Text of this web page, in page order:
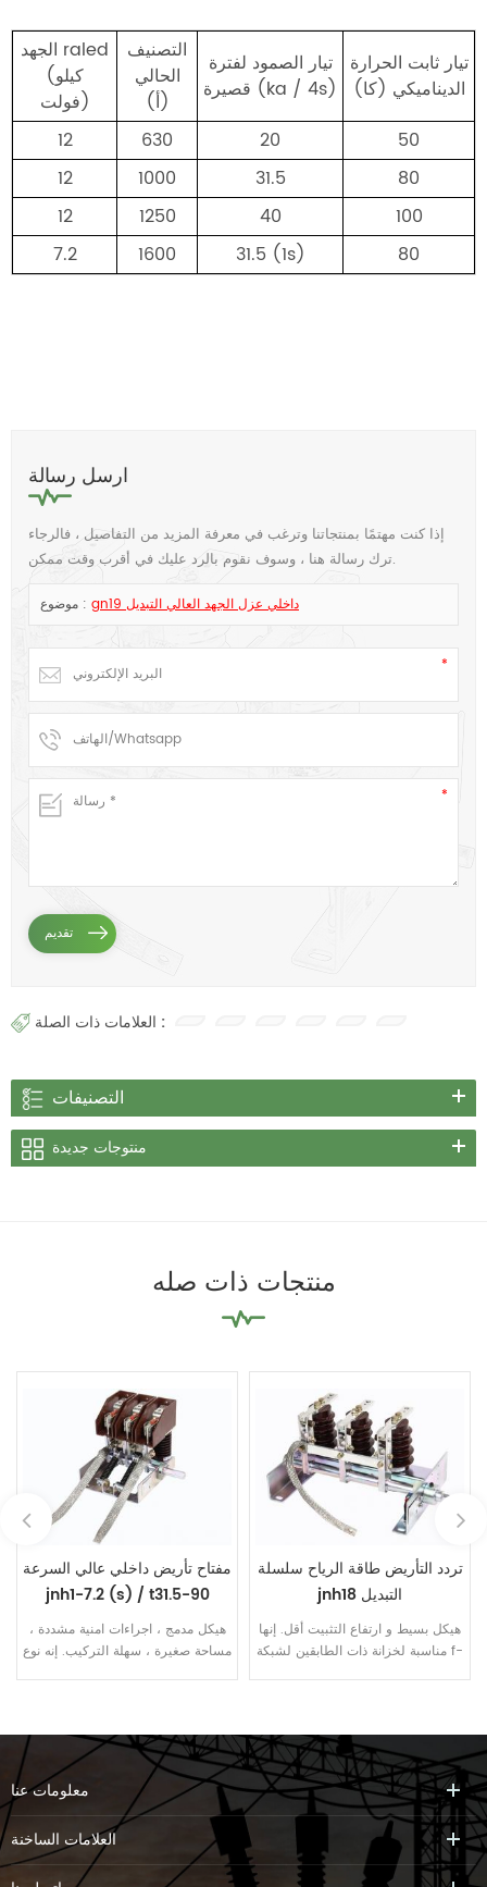
الجهد raled
(كيلو
فولت)
التصنيف
الحالي
(أ)
تيار الصمود لفترة
قصيرة (ka / 4s)
تيار ثابت الحرارة
الديناميكي (كا)
12
630 20
50
12
1000 31.5
80
12
1250 40
100
7.2
1600 31.5 (1s) 80
ارسل رسالة
إذا كنت مهتمًا بمنتجاتنا وترغب في معرفة المزيد من التفاصيل ، فالرجاء
ترك رسالة هنا ، وسوف نقوم بالرد عليك في أقرب وقت ممكن.
موضوع : gn19 داخلي عزل الجهد العالي التبديل
العلامات ذات الصلة :
التصنيفات
منتوجات جديدة
منتجات ذات صله
مفتاح تأريض داخلي عالي السرعة
jnh1-7.2 (s) / t31.5-90
series
هيكل مدمج ، اجراءات امنية مشددة ،
مساحة صغيرة ، سهلة التركيب. إنه نوع
تردد التأريض طاقة الرياح سلسلة
jnh18 التبديل
هيكل بسيط و ارتفاع التثبيت أقل. إنها
مناسبة لخزانة ذات الطابقين لشبكة f-
ضيقة.
معلومات عنا
العلامات الساخنة